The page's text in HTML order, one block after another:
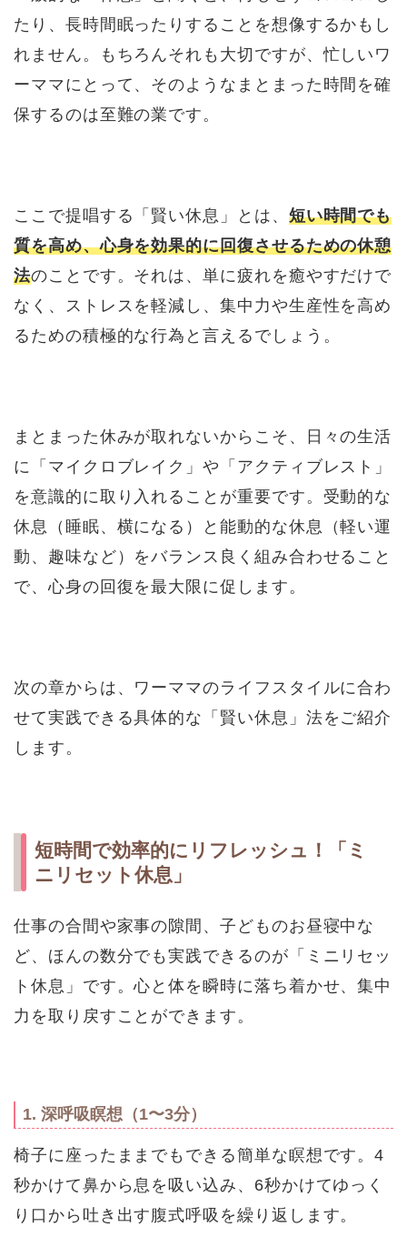
たり、長時間眠ったりすることを想像するかもし
れません。もちろんそれも大切ですが、忙しいワ
ーママにとって、そのようなまとまった時間を確
保するのは至難の業です。
ここで提唱する「賢い休息」とは、 短い時間でも
質を高め、心身を効果的に回復させるための休憩
法のことです。それは、単に疲れを癒やすだけで
なく、ストレスを軽減し、集中力や生産性を高め
るための積極的な行為と言えるでしょう。
まとまった休みが取れないからこそ、日々の生活
に「マイクロブレイク」や「アクティブレスト」
を意識的に取り入れることが重要です。受動的な
休息（睡眠、横になる）と能動的な休息（軽い運
動、趣味など）をバランス良く組み合わせること
で、心身の回復を最大限に促します。
次の章からは、ワーママのライフスタイルに合わ
せて実践できる具体的な「賢い休息」法をご紹介
します。
短時間で効率的にリフレッシュ！「ミ
ニリセット休息」
仕事の合間や家事の隙間、子どものお昼寝中な
ど、ほんの数分でも実践できるのが「ミニリセッ
ト休息」です。心と体を瞬時に落ち着かせ、集中
力を取り戻すことができます。
1. 深呼吸瞑想（1〜3分）
椅子に座ったままでもできる簡単な瞑想です。4
秒かけて鼻から息を吸い込み、6秒かけてゆっく
り口から吐き出す腹式呼吸を繰り返します。